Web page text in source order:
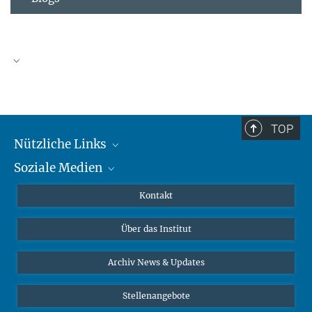
Dr. Jeremy F. Walton, Forschungsgruppenleiter
TOP
Nützliche Links
MMG Alumni Corner
Online-Vorträge
Interviews zum Thema "Diversity"
Soziale Medien
Bluesky
Kontakt
Über das Institut
Archiv News & Updates
Stellenangebote